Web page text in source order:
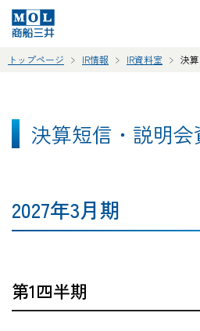
トップページ IR情報 IR資料室 決
決算短信・説明会
2027年3月期
第1四半期